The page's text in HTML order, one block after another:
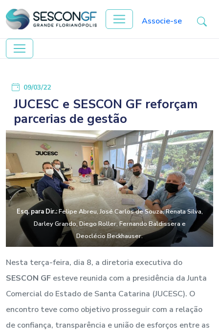
Associe-se
09/03/22
JUCESC e SESCON GF reforçam
parcerias de gestão
Esq. para Dir.:Felipe Abreu, José Carlos de Souza, Renata Silva,
Darley Grando, Diego Roller, Fernando Baldissera e
Deoclécio Beckhauser.
Nesta terça-feira, dia 8, a diretoria executiva do
SESCON GF esteve reunida com a presidência da Junta
Comercial do Estado de Santa Catarina (JUCESC). O
encontro teve como objetivo prosseguir com a relação
de confiança, transparência e união de esforços entre as